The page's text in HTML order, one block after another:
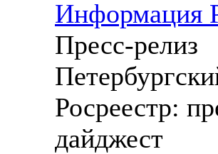
Информация
Пресс-релиз
Росреестр:
дайджест